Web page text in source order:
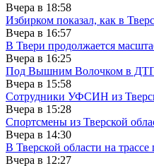
Вчера в 18:58
Избирком показал, как в
Вчера в 16:57
В Твери продолжается
Вчера в 16:25
Под Вышним Волочком в ДТП
Вчера в 15:58
Сотрудники УФСИН из
Вчера в 15:28
Спортсмены из Тверской
Вчера в 14:30
В Тверской области на
Вчера в 12:27